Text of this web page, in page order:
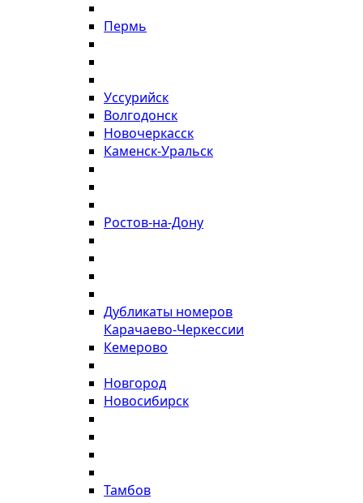
Пермь
Уссурийск
Волгодонск
Новочеркасск
Каменск-Уральск
Ростов-на-Дону
Дубликаты номеров
Карачаево-Черкессии
Кемерово
Новгород
Новосибирск
Тамбов